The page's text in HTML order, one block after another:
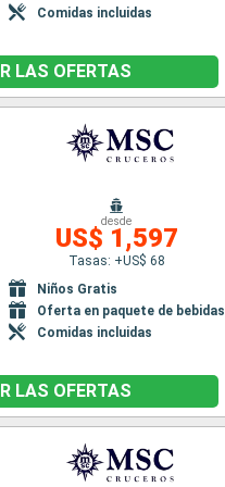
Comidas incluidas
LAS OFERTAS
desde
US$ 1,597
Tasas: +US$ 68
Niños Gratis
Oferta en paquete de bebidas
Comidas incluidas
LAS OFERTAS